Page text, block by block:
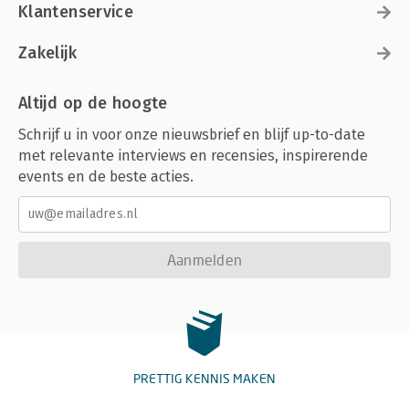
Klantenservice
Zakelijk
Altijd op de hoogte
Schrijf u in voor onze nieuwsbrief en blijf up-to-date
met relevante interviews en recensies, inspirerende
events en de beste acties.
Aanmelden
PRETTIG KENNIS MAKEN